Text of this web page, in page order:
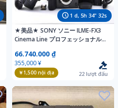
1 d, 5h 34" 30s
★美品★ SONY ソニー ILME-FX3
Cinema Line プロフェッショナルカ
ス一眼カメラ フルサイズ ＃4778
66.740.000 ₫
355,000 ¥
￥1,500nội địa 22 lượt đấu